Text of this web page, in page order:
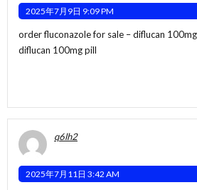
2025年7月9日 9:09 PM
order fluconazole for sale –diflucan
diflucan 100mg pill
q6lh2
2025年7月11日 3:42 AM